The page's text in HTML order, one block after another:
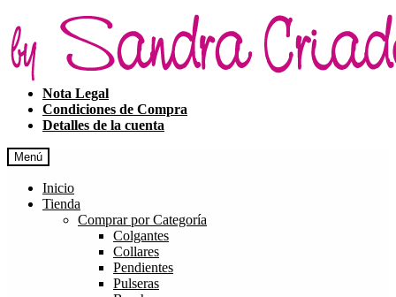
la
navegación
al
contenido
Nota Legal
Condiciones de Compra
Detalles de la cuenta
Menú
Inicio
Tienda
Comprar por Categoría
Colgantes
Collares
Pendientes
Pulseras